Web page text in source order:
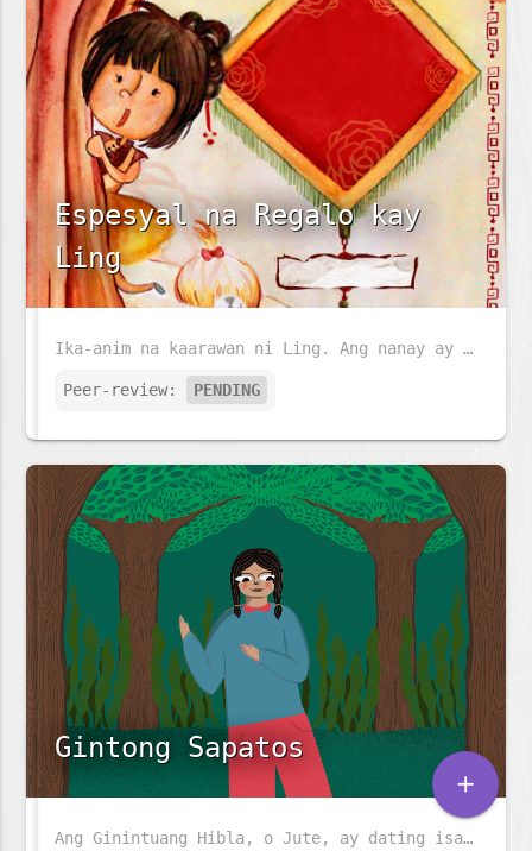
Espesyal na Regalo kay
Ling
Ika-anim na kaarawan ni Ling. Ang nanay ay naghahanda ng pansit at ang tatay ay nagsasabit ng mga parol. Ngunit mayroon pa bang mas espesyal na nag-iintay para kay Ling.
Peer-review: PENDING
Gintong Sapatos
Ang Ginintuang Hibla, o Jute, ay dating isa sa pinakamalaking industriya sa Bangladesh, ngunit unti-unting nawawala. Maraming gamit ang jute at napakababa ng carbon footprint. Ang kuwentong ito ay tungkol sa isang kahanga-hangang pares ng sapatos na jute, na may kakaibang lakas.
add